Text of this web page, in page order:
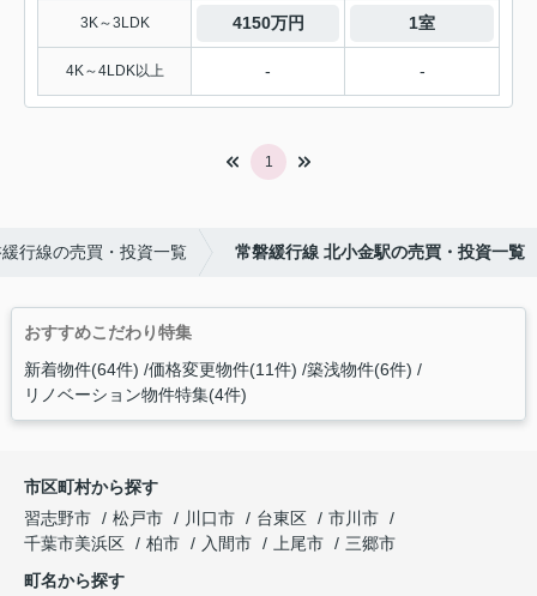
3K～3LDK 4150万円 1室
4K～4LDK以上 - -
1
行線の売買・投資一覧 常磐緩行線 北小金駅の売買・投資一覧
おすすめこだわり特集
新着物件(64件) 価格変更物件(11件) 築浅物件(6件)
リノベーション物件特集(4件)
市区町村から探す
習志野市
松戸市 川口市 台東区
市川市
千葉市美浜区
柏市 入間市 上尾市
三郷市
町名から探す